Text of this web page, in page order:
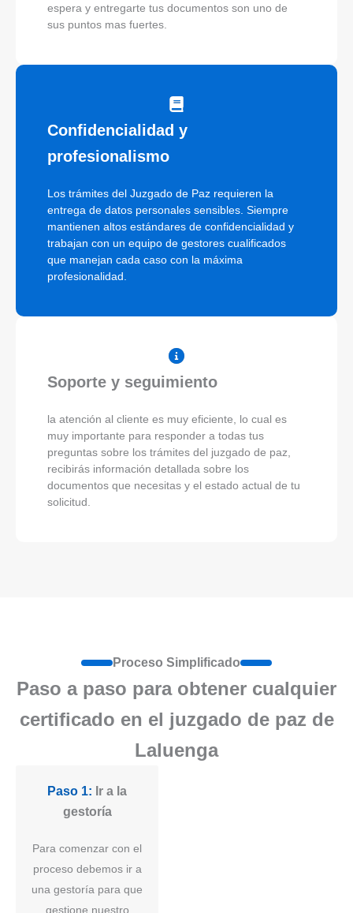
espera y entregarte tus documentos son uno de
sus puntos mas fuertes.
Confidencialidad y
profesionalismo
Los trámites del Juzgado de Paz requieren la
entrega de datos personales sensibles. Siempre
mantienen altos estándares de confidencialidad y
trabajan con un equipo de gestores cualificados
que manejan cada caso con la máxima
profesionalidad.
Soporte y seguimiento
la atención al cliente es muy eficiente, lo cual es
muy importante para responder a todas tus
preguntas sobre los trámites del juzgado de paz,
recibirás información detallada sobre los
documentos que necesitas y el estado actual de tu
solicitud.
Proceso Simplificado
Paso a paso para obtener cualquier
certificado en el juzgado de paz de
Laluenga
Paso 1: Ir a la
gestoría
Para comenzar con el
proceso debemos ir a
una gestoría para que
gestione nuestro